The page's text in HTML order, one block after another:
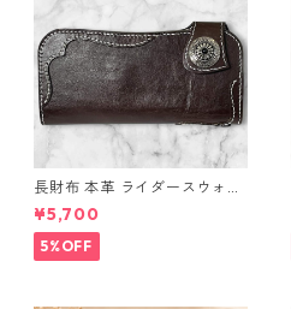
長財布 本革 ライダースウォレ
ット 国産 ヌメ革 ブラウン バ
ングラデシュ l175 レザー 革財
布 ハンドメイド 経年変化
¥5,700
5%OFF